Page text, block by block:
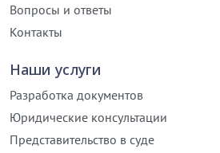
Вопросы и ответы
Контакты
Наши услуги
Разработка документов
Юридические консультации
Представительство в суде